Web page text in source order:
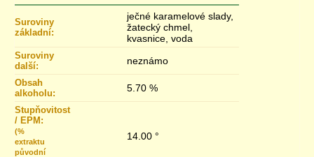
Suroviny
základní:
ječné karamelové slady,
žatecký chmel,
kvasnice, voda
Suroviny
další:
neznámo
Obsah
alkoholu:
5.70 %
Stupňovitost
/ EPM:
(%
extraktu
původní
14.00 °